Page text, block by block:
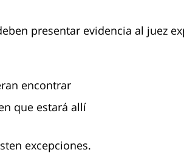
presentar evidencia al juez
encontrar
que estará allí
excepciones.